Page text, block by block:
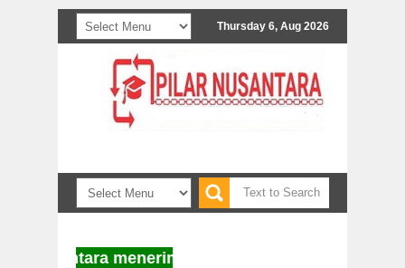
Thursday 6, Aug 2026
menerima naskah untuk diterbitkan.